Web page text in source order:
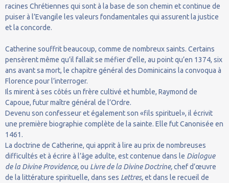
racines Chrétiennes qui sont à la base de son chemin et continue de
puiser à l’Evangile les valeurs fondamentales qui assurent la justice
et la concorde.
Catherine souffrit beaucoup, comme de nombreux saints. Certains
pensèrent même qu’il fallait se méfier d’elle, au point qu’en 1374, six
ans avant sa mort, le chapitre général des Dominicains la convoqua à
Florence pour l’interroger.
Ils mirent à ses côtés un frère cultivé et humble, Raymond de
Capoue, futur maître général de l’Ordre.
Devenu son confesseur et également son «fils spirituel», il écrivit
une première biographie complète de la sainte. Elle fut Canonisée en
1461.
La doctrine de Catherine, qui apprit à lire au prix de nombreuses
difficultés et à écrire à l’âge adulte, est contenue dans le Dialogue
de la Divine Providence,ou Livre de la Divine Doctrine,chef d’œuvre
de la littérature spirituelle, dans ses Lettres,et dans le recueil de